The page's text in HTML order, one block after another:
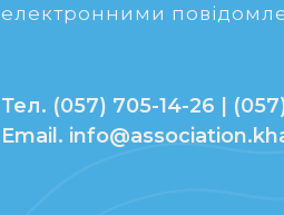
електронними
Тел. (057) 705-14-26 |
Email.